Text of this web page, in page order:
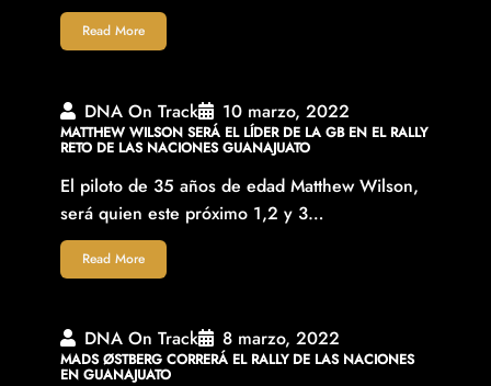
Read More
DNA On Track 10 marzo, 2022
MATTHEW WILSON SERÁ EL LÍDER DE LA GB EN EL RALLY
RETO DE LAS NACIONES GUANAJUATO
El piloto de 35 años de edad Matthew Wilson,
será quien este próximo 1,2 y 3…
Read More
DNA On Track 8 marzo, 2022
MADS ØSTBERG CORRERÁ EL RALLY DE LAS NACIONES
EN GUANAJUATO